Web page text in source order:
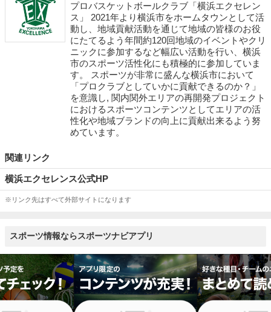
プロバスケットボールクラブ「横浜エクセレン
ス」 2021年より横浜市をホームタウンとして活
動し、地域貢献活動を通じて地域の皆様のお役
にたてるよう年間約120回地域のイベントやクリ
ニックに参加するなど幅広い活動を行い、横浜
市のスポーツ活性化にも積極的に参加していま
す。 スポーツが非常に盛んな横浜市において
「プロクラブとしていかに貢献できるのか？」
を意識し, 関内関外エリアの再開発プロジェクト
におけるスポーツコンテンツとしてエリアの活
性化や地域ブランドの向上に貢献出来るよう努
めています。
関連リンク
横浜エクセレンス公式HP
※リンク先はすべて外部サイトになります
スポーツ情報ならスポーツナビアプリ